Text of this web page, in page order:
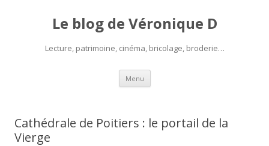
Le blog de Véronique D
Lecture, patrimoine, cinéma, bricolage, broderie…
Menu Aller
contenu
Cathédrale de Poitiers : le portail de la
Vierge